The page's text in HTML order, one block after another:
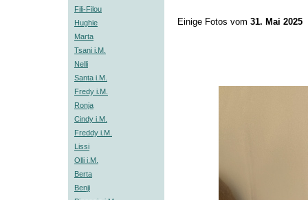
Fili-Filou
Hughie
Marta
Tsani i.M.
Nelli
Santa i.M.
Fredy i.M.
Ronja
Cindy i.M.
Freddy i.M.
Lissi
Olli i.M.
Berta
Benji
Einige Fotos vom 31. Mai 2025